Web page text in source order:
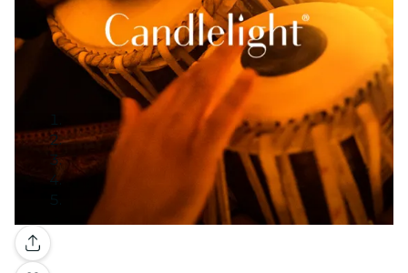
Galería